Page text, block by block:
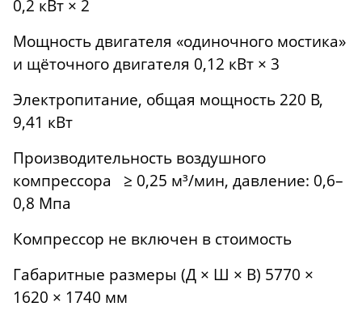
0,2 кВт × 2
Мощность двигателя «одиночного мостика»
и щёточного двигателя 0,12 кВт × 3
Электропитание, общая мощность 220 В,
9,41 кВт
Производительность воздушного
компрессора ≥ 0,25 м³/мин, давление: 0,6–
0,8 Мпа
Компрессор не включен в стоимость
Габаритные размеры (Д × Ш × В) 5770 ×
1620 × 1740 мм